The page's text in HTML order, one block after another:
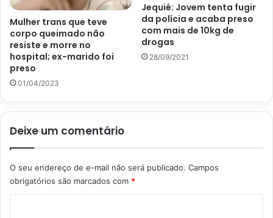
Mulher trans que teve
corpo queimado não
resiste e morre no
hospital; ex-marido foi
preso
01/04/2023
Jequié: Jovem tenta fugir
da polícia e acaba preso
com mais de 10kg de
drogas
28/09/2021
Deixe um comentário
O seu endereço de e-mail não será publicado. Campos
obrigatórios são marcados com *